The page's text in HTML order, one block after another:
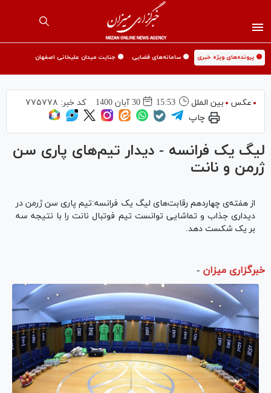
🟡 پرونده‌های ویژه خبری 🟡 سامانه‌های قضایی 🟡 جنایت میدان علیخانی اصفهان
عکس بین الملل 15:53 30 آبان 1400 کد خبر: ۷۷۵۷۷۸
چاپ
لیگ یک فرانسه - دیدار تیم‌های پاری سن
ژرمن و نانت
از هفته‌ی چهاردهم رقابت‌های لیگ یک فرانسه:تیم پاری سن ژرمن در
دیداری جذاب و تماشایی توانست تیم فوتبال نانت را با نتیجه سه
بر یک شکست دهد.
خبرگزاری میزان -